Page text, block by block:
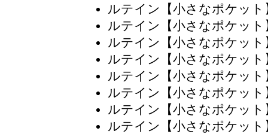
ルテイン【小さなポケッ
ルテイン【小さなポケッ
ルテイン【小さなポケッ
ルテイン【小さなポケッ
ルテイン【小さなポケッ
ルテイン【小さなポケッ
ルテイン【小さなポケッ
ルテイン【小さなポケッ